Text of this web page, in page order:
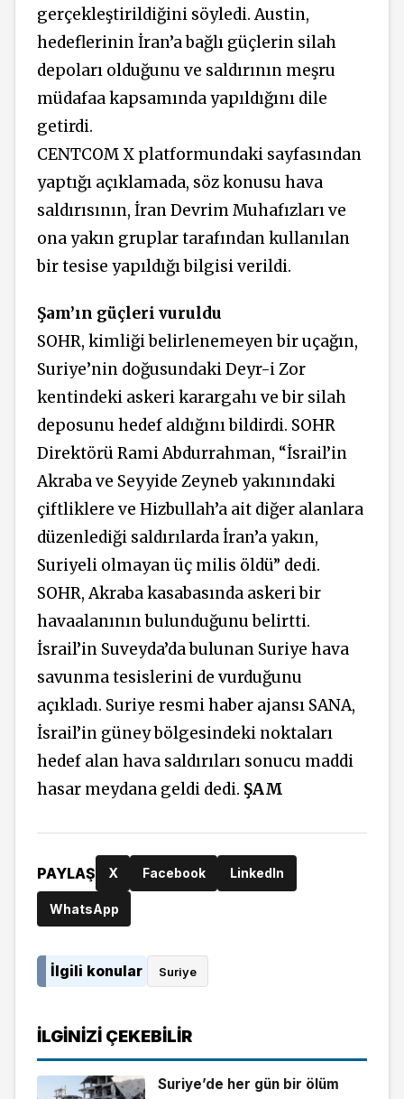
gerçekleştirildiğini söyledi. Austin,
hedeflerinin İran’a bağlı güçlerin silah
depoları olduğunu ve saldırının meşru
müdafaa kapsamında yapıldığını dile
getirdi.
CENTCOM X platformundaki sayfasından
yaptığı açıklamada, söz konusu hava
saldırısının, İran Devrim Muhafızları ve
ona yakın gruplar tarafından kullanılan
bir tesise yapıldığı bilgisi verildi.
Şam’ın güçleri vuruldu
SOHR, kimliği belirlenemeyen bir uçağın,
Suriye’nin doğusundaki Deyr-i Zor
kentindeki askeri karargahı ve bir silah
deposunu hedef aldığını bildirdi. SOHR
Direktörü Rami Abdurrahman, “İsrail’in
Akraba ve Seyyide Zeyneb yakınındaki
çiftliklere ve Hizbullah’a ait diğer alanlara
düzenlediği saldırılarda İran’a yakın,
Suriyeli olmayan üç milis öldü” dedi.
SOHR, Akraba kasabasında askeri bir
havaalanının bulunduğunu belirtti.
İsrail’in Suveyda’da bulunan Suriye hava
savunma tesislerini de vurduğunu
açıkladı. Suriye resmi haber ajansı SANA,
İsrail’in güney bölgesindeki noktaları
hedef alan hava saldırıları sonucu maddi
hasar meydana geldi dedi. ŞAM
PAYLAŞ X Facebook LinkedIn
WhatsApp
İlgili konular Suriye
İLGINIZI ÇEKEBILIR
Suriye’de her gün bir ölüm